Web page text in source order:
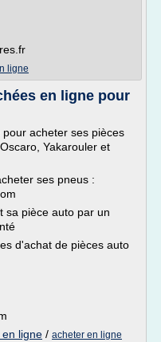
ligne
en ligne pour
acheter ses pièces
Yakarouler et
ses pneus :
sa pièce auto par un
d'achat de pièces auto
ligne / acheter en ligne